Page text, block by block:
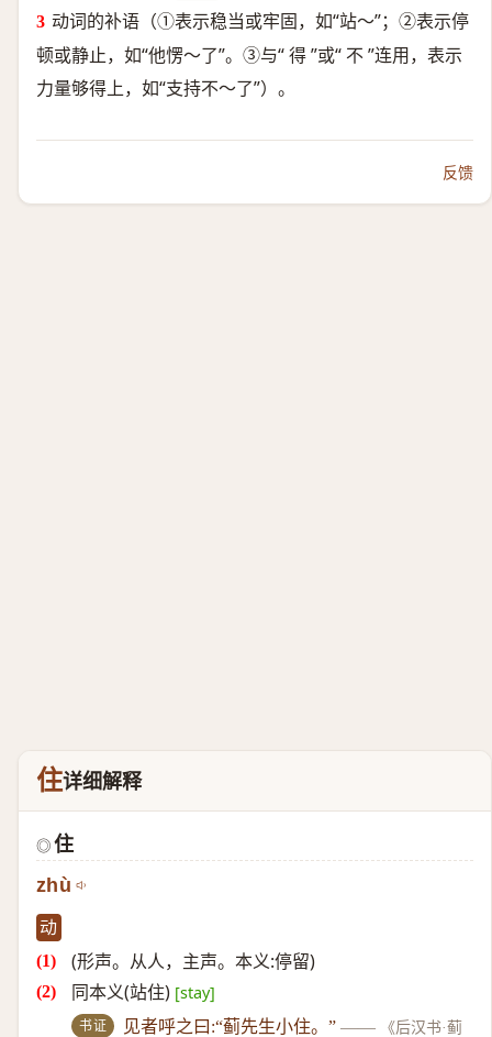
动词的补语（①表示稳当或牢固，如“站～”；②表示停
顿或静止，如“他愣～了”。③与“ 得 ”或“ 不 ”连用，表示
力量够得上，如“支持不～了”）。
反馈
住详细解释
◎ 住
zhù
动
(形声。从人，主声。本义:停留)
同本义(站住) [stay]
书证 见者呼之曰:“蓟先生小住。” ——
《后汉书·蓟